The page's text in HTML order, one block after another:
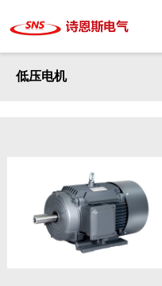
低压电机